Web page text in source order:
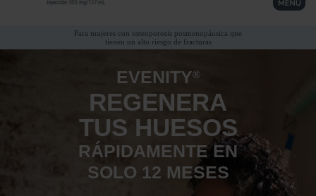
Para mujeres con osteoporosis posmenopáusica que
tienen un alto riesgo de fracturas
EVENITY®
REGENERA
TUS HUESOS
RÁPIDAMENTE EN
SOLO 12 MESES